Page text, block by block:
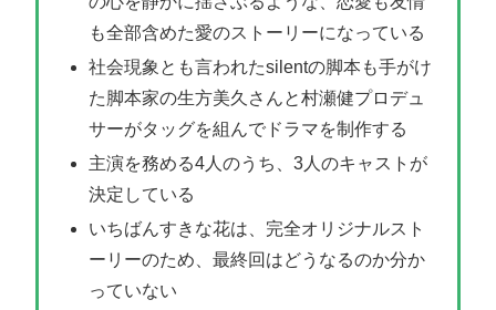
も全部含めた愛のストーリーになっている
社会現象とも言われたsilentの脚本も手がけ
た脚本家の生方美久さんと村瀬健プロデュ
サーがタッグを組んでドラマを制作する
主演を務める4人のうち、3人のキャストが
決定している
いちばんすきな花は、完全オリジナルスト
ーリーのため、最終回はどうなるのか分か
っていない